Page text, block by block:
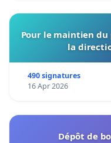
Pour le maintien
la
490 signatures
16 Apr 2026
Dépôt de